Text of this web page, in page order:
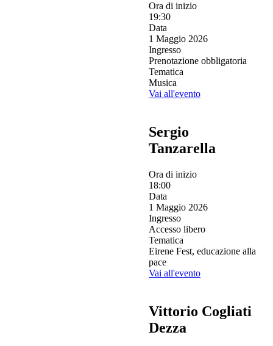
Ora di inizio
19:30
Data
1 Maggio 2026
Ingresso
Prenotazione obbligatoria
Tematica
Musica
Vai all'evento
Sergio
Tanzarella
Ora di inizio
18:00
Data
1 Maggio 2026
Ingresso
Accesso libero
Tematica
Eirene Fest, educazione alla
pace
Vai all'evento
Vittorio Cogliati
Dezza